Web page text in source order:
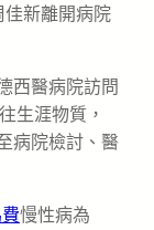
新離開病院
西醫病院訪問
生涯物質，
病院檢討、醫
慢性病為